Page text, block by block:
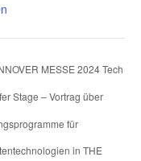
MESSE 2024 Tech
Stage – Vortrag über
für
in THE